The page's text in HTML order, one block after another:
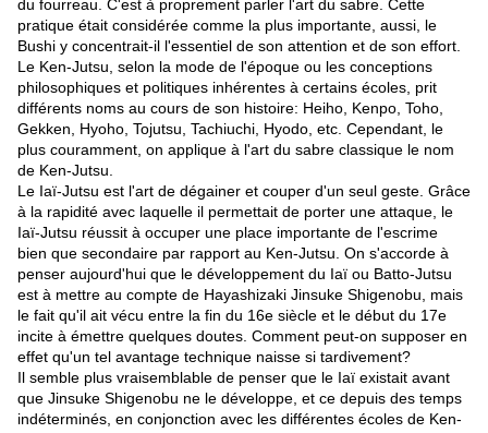
du fourreau. C'est à proprement parler l'art du sabre. Cette
pratique était considérée comme la plus importante, aussi, le
Bushi y concentrait-il l'essentiel de son attention et de son effort.
Le Ken-Jutsu, selon la mode de l'époque ou les conceptions
philosophiques et politiques inhérentes à certains écoles, prit
différents noms au cours de son histoire: Heiho, Kenpo, Toho,
Gekken, Hyoho, Tojutsu, Tachiuchi, Hyodo, etc. Cependant, le
plus couramment, on applique à l'art du sabre classique le nom
de Ken-Jutsu.
Le Iaï-Jutsu est l'art de dégainer et couper d'un seul geste. Grâce
à la rapidité avec laquelle il permettait de porter une attaque, le
Iaï-Jutsu réussit à occuper une place importante de l'escrime
bien que secondaire par rapport au Ken-Jutsu. On s'accorde à
penser aujourd'hui que le développement du Iaï ou Batto-Jutsu
est à mettre au compte de Hayashizaki Jinsuke Shigenobu, mais
le fait qu'il ait vécu entre la fin du 16e siècle et le début du 17e
incite à émettre quelques doutes. Comment peut-on supposer en
effet qu'un tel avantage technique naisse si tardivement?
Il semble plus vraisemblable de penser que le Iaï existait avant
que Jinsuke Shigenobu ne le développe, et ce depuis des temps
indéterminés, en conjonction avec les différentes écoles de Ken-